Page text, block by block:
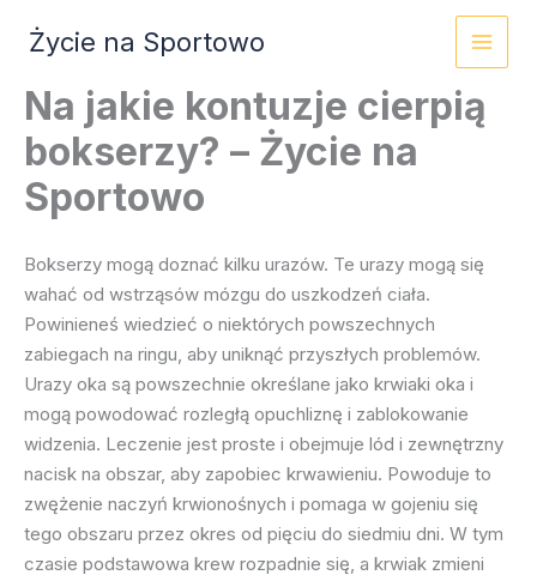
Życie na Sportowo
Na jakie kontuzje cierpią
bokserzy? – Życie na
Sportowo
Bokserzy mogą doznać kilku urazów. Te urazy mogą się
wahać od wstrząsów mózgu do uszkodzeń ciała.
Powinieneś wiedzieć o niektórych powszechnych
zabiegach na ringu, aby uniknąć przyszłych problemów.
Urazy oka są powszechnie określane jako krwiaki oka i
mogą powodować rozległą opuchliznę i zablokowanie
widzenia. Leczenie jest proste i obejmuje lód i zewnętrzny
nacisk na obszar, aby zapobiec krwawieniu. Powoduje to
zwężenie naczyń krwionośnych i pomaga w gojeniu się
tego obszaru przez okres od pięciu do siedmiu dni. W tym
czasie podstawowa krew rozpadnie się, a krwiak zmieni